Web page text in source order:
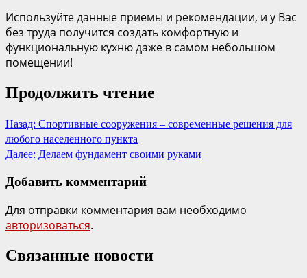
Используйте данные приемы и рекомендации, и у Вас
без труда получится создать комфортную и
функциональную кухню даже в самом небольшом
помещении!
Продолжить чтение
Назад: Спортивные сооружения – современные решения для
любого населенного пункта
Далее: Делаем фундамент своими руками
Добавить комментарий
Для отправки комментария вам необходимо
авторизоваться.
Связанные новости